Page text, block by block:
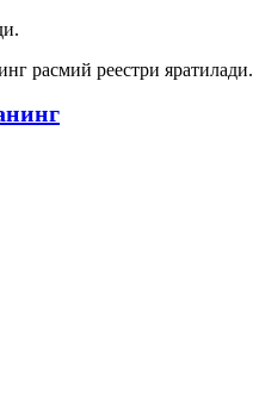
расмий реестри яратилади.